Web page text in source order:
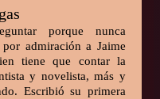
porque nunca
admiración a Jaime
tiene que contar la
y novelista, más y
Escribió su primera